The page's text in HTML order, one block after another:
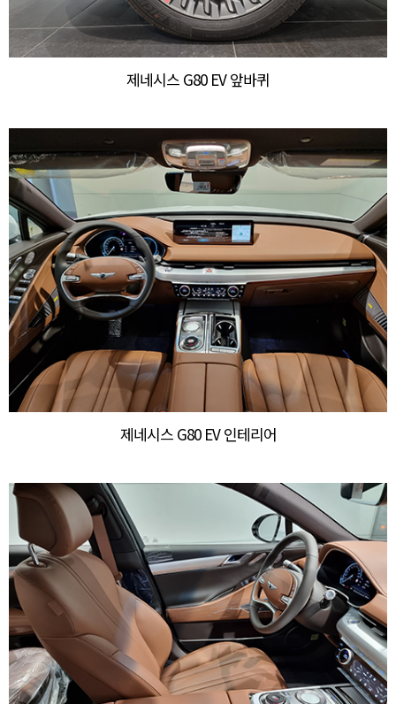
제네시스 G80 EV 앞바퀴
제네시스 G80 EV 인테리어